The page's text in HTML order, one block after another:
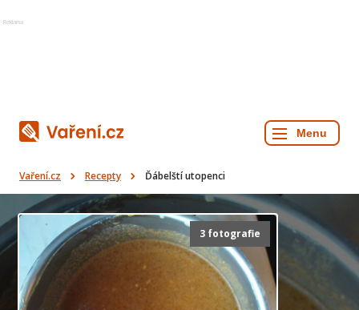
Reklama
Vaření.cz Recepty Ďábelští utopenci
3 fotografie